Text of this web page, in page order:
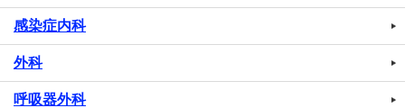
感染症内科
外科
呼吸器外科